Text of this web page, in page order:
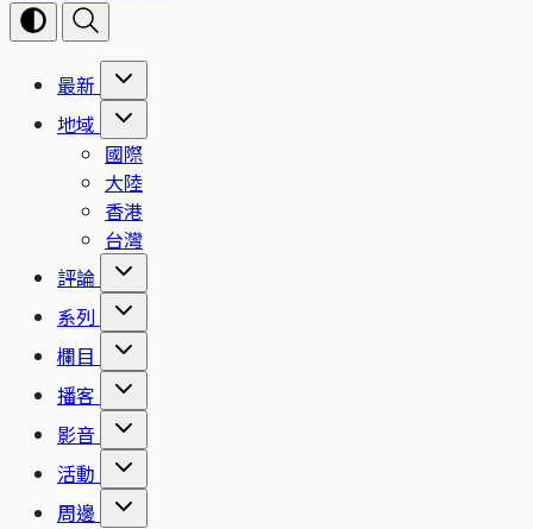
最新
地域
國際
大陸
香港
台灣
評論
系列
欄目
播客
影音
活動
周邊